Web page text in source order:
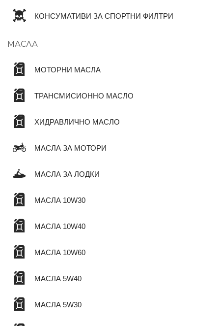
КОНСУМАТИВИ ЗА СПОРТНИ ФИЛТРИ
МАСЛА
МОТОРНИ МАСЛА
ТРАНСМИСИОННО МАСЛО
ХИДРАВЛИЧНО МАСЛО
МАСЛА ЗА МОТОРИ
МАСЛА ЗА ЛОДКИ
МАСЛА 10W30
МАСЛА 10W40
МАСЛА 10W60
МАСЛА 5W40
МАСЛА 5W30